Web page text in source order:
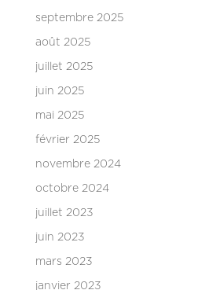
septembre 2025
août 2025
juillet 2025
juin 2025
mai 2025
février 2025
novembre 2024
octobre 2024
juillet 2023
juin 2023
mars 2023
janvier 2023